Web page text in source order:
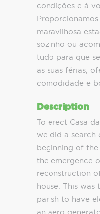
condições e á
maravilhosa
sozinho ou
tudo para que
as suas férias,
comodidade e
Description
To erect Casa
we did a search
beginning of
the emergence
reconstruction
house. This was
parish to have
an aero